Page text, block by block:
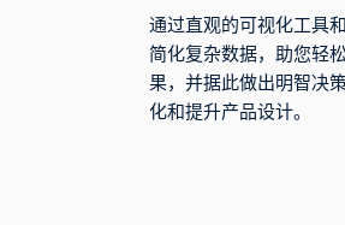
通过直观的可视化工具
简化复杂数据，助您轻
果，并据此做出明智决
化和提升产品设计。